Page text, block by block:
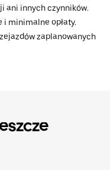
ani innych czynników.
i minimalne opłaty.
zaplanowanych